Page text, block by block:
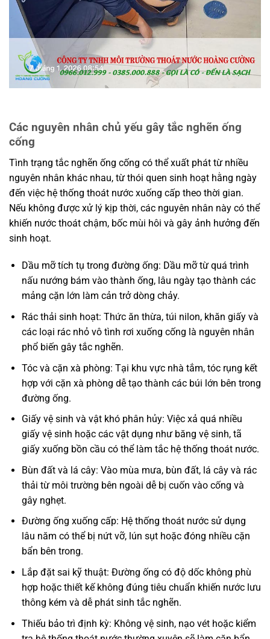
Các nguyên nhân chủ yếu gây tắc nghẽn ống
cống
Tình trạng tắc nghẽn ống cống có thể xuất phát từ nhiều
nguyên nhân khác nhau, từ thói quen sinh hoạt hằng ngày
đến việc hệ thống thoát nước xuống cấp theo thời gian.
Nếu không được xử lý kịp thời, các nguyên nhân này có thể
khiến nước thoát chậm, bốc mùi hôi và gây ảnh hưởng đến
sinh hoạt.
Dầu mỡ tích tụ trong đường ống: Dầu mỡ từ quá trình
nấu nướng bám vào thành ống, lâu ngày tạo thành các
mảng cặn lớn làm cản trở dòng chảy.
Rác thải sinh hoạt: Thức ăn thừa, túi nilon, khăn giấy và
các loại rác nhỏ vô tình rơi xuống cống là nguyên nhân
phổ biến gây tắc nghẽn.
Tóc và cặn xà phòng: Tại khu vực nhà tắm, tóc rụng kết
hợp với cặn xà phòng dễ tạo thành các búi lớn bên trong
đường ống.
Giấy vệ sinh và vật khó phân hủy: Việc xả quá nhiều
giấy vệ sinh hoặc các vật dụng như băng vệ sinh, tã
giấy xuống bồn cầu có thể làm tắc hệ thống thoát nước.
Bùn đất và lá cây: Vào mùa mưa, bùn đất, lá cây và rác
thải từ môi trường bên ngoài dễ bị cuốn vào cống và
gây nghẹt.
Đường ống xuống cấp: Hệ thống thoát nước sử dụng
lâu năm có thể bị nứt vỡ, lún sụt hoặc đóng nhiều cặn
bẩn bên trong.
Lắp đặt sai kỹ thuật: Đường ống có độ dốc không phù
hợp hoặc thiết kế không đúng tiêu chuẩn khiến nước lưu
thông kém và dễ phát sinh tắc nghẽn.
Thiếu bảo trì định kỳ: Không vệ sinh, nạo vét hoặc kiểm